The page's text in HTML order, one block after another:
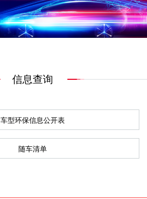
信息查询
车型环保信息公开表
随车清单